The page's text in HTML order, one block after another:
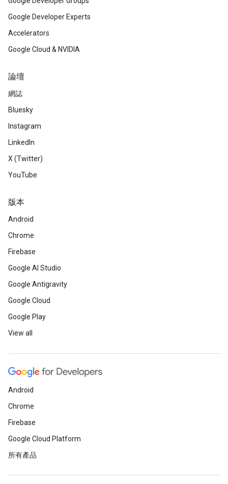
Google Developer Experts
Accelerators
Google Cloud & NVIDIA
論壇
網誌
Bluesky
Instagram
LinkedIn
X (Twitter)
YouTube
版本
Android
Chrome
Firebase
Google AI Studio
Google Antigravity
Google Cloud
Google Play
View all
Android
Chrome
Firebase
Google Cloud Platform
所有產品